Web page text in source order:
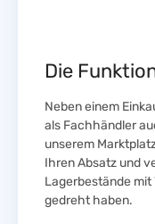
Die
Neben einem
als Fachhändler
unserem
Ihren Absatz und
Lagerbestände
gedreht haben.